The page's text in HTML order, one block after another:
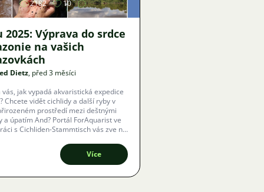
2182 10
2025: Výprava do srdce
na vašich
Dietz, před 3 měsíci
vás, jak vypadá akvaristická expedice
Chcete vidět cichlidy a další ryby v
prostředí mezi deštnými
a úpatím And? Portál ForAquarist ve
s Cichliden-Stammtisch vás zve na
expedice JBL v Peru.
Více